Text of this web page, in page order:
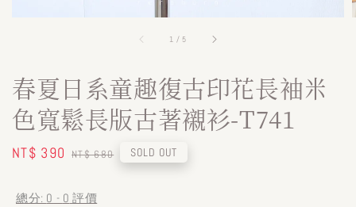
1 /5
春夏日系童趣復古印花長袖米
色寬鬆長版古著襯衫-T741
Sale
NT$ 390 Regular
NT$ 680 SOLD OUT
總分: 0 - 0 評價